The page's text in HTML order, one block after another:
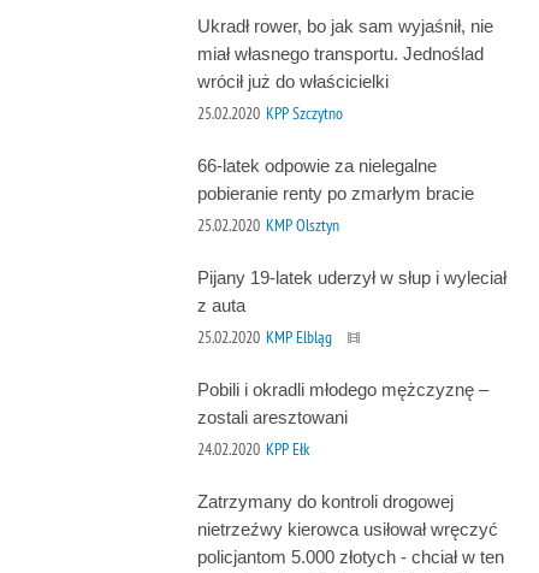
Ukradł rower, bo jak sam wyjaśnił, nie
miał własnego transportu. Jednoślad
wrócił już do właścicielki
25.02.2020 KPP Szczytno
66-latek odpowie za nielegalne
pobieranie renty po zmarłym bracie
25.02.2020 KMP Olsztyn
Pijany 19-latek uderzył w słup i wyleciał
z auta
25.02.2020 KMP Elbląg
Pobili i okradli młodego mężczyznę –
zostali aresztowani
24.02.2020 KPP Ełk
Zatrzymany do kontroli drogowej
nietrzeźwy kierowca usiłował wręczyć
policjantom 5.000 złotych - chciał w ten